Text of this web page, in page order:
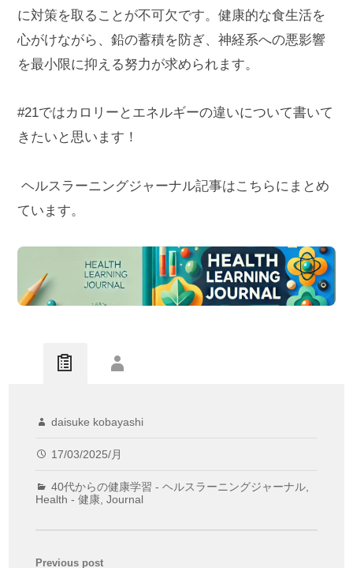
に対策を取ることが不可欠です。健康的な食生活を
心がけながら、鉛の蓄積を防ぎ、神経系への悪影響
を最小限に抑える努力が求められます。
#21ではカロリーとエネルギーの違いについて書いて
きたいと思います！
️ ️ヘルスラーニングジャーナル記事はこちらにまとめ
ています。 ️ ️
daisuke kobayashi
17/03/2025/月
40代からの健康学習 - ヘルスラーニングジャーナル
Health - 健康 ,Journal
Previous post